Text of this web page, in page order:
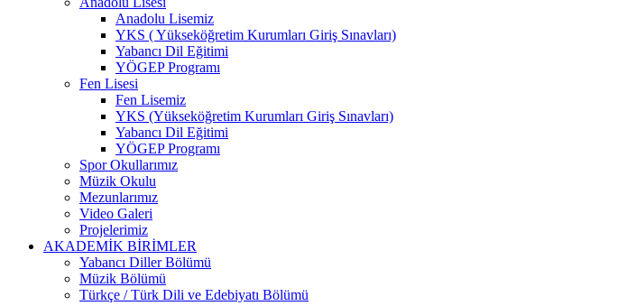
Anadolu Lisemiz
YKS ( Yükseköğretim Kurumları Giriş Sınavları)
Yabancı Dil Eğitimi
YÖGEP Programı
Fen Lisesi
Fen Lisemiz
YKS (Yükseköğretim Kurumları Giriş Sınavları)
Yabancı Dil Eğitimi
YÖGEP Programı
Spor Okullarımız
Müzik Okulu
Mezunlarımız
Video Galeri
Projelerimiz
AKADEMİK BİRİMLER
Yabancı Diller Bölümü
Müzik Bölümü
Türkçe / Türk Dili ve Edebiyatı Bölümü